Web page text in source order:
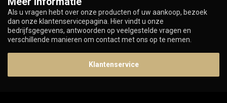
Als u vragen hebt over onze producten of uw aankoop, bezoek
dan onze klantenservicepagina. Hier vindt u onze
bedrijfsgegevens, antwoorden op veelgestelde vragen en
verschillende manieren om contact met ons op te nemen.
Klantenservice